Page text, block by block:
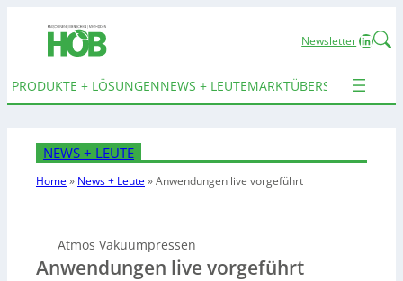
Newsletter
PRODUKTE + LÖSUNGENNEWS + LEUTEMARKTÜBERSICHTEN
NEWS + LEUTE
Home» News + Leute»Anwendungen live vorgeführt
Atmos Vakuumpressen
Anwendungen live vorgeführt